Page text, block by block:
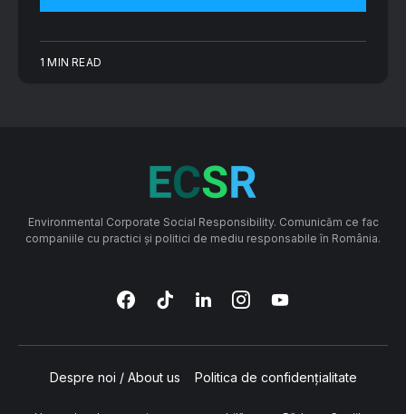
1 MIN READ
Environmental Corporate Social Responsibility. Comunicăm ce fac
companiile cu practici și politici de mediu responsabile în România.
Despre noi / About us Politica de confidențialitate